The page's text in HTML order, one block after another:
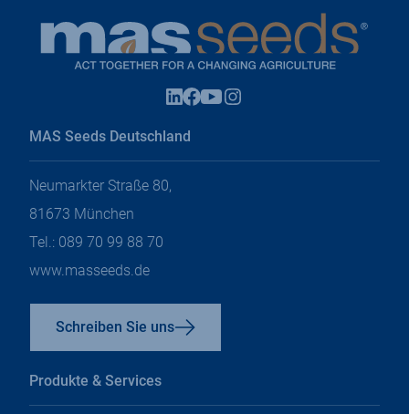
Linkedin
In
neuen
öffnen
Facebook
In
neuen
öffnen
Youtube
In
Instagram
In
öffnen
MAS Seeds Deutschland
Neumarkter Straße 80,
81673 München
Tel.: 089 70 99 88 70
www.masseeds.de
Schreiben Sie uns
Produkte & Services